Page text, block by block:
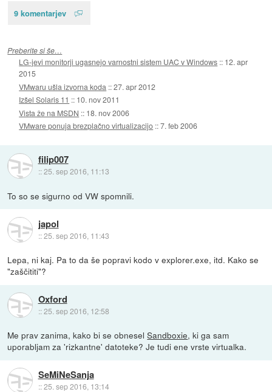
9 komentarjev
Preberite si še…
LG-jevi monitorji ugasnejo varnostni sistem UAC v Windows :: 12. apr
2015
VMwaru ušla izvorna koda ::27. apr 2012
Izšel Solaris 11 :: 10. nov 2011
Vista že na MSDN :: 18. nov 2006
VMware ponuja brezplačno virtualizacijo ::7. feb 2006
filip007
::25. sep 2016, 11:13
To so se sigurno od VW spomnili.
japol
::25. sep 2016, 11:43
Lepa, ni kaj. Pa to da še popravi kodo v explorer.exe, itd. Kako se
"zaščititi"?
Oxford
::25. sep 2016, 12:58
Me prav zanima, kako bi se obneselSandboxie, ki ga sam
uporabljam za 'rizkantne' datoteke? Je tudi ene vrste virtualka.
SeMiNeSanja
::25. sep 2016, 13:14